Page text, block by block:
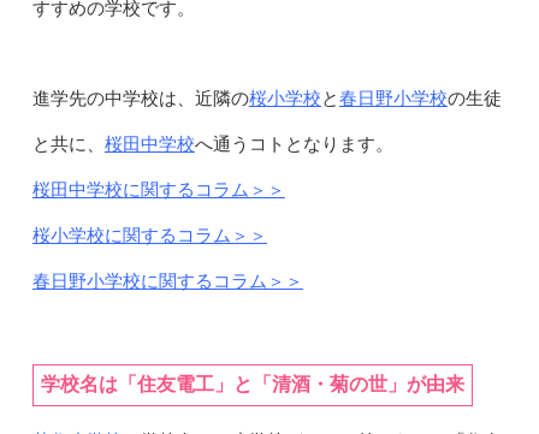
すすめの学校です。
進学先の中学校は、近隣の桜小学校と春日野小学校の生徒
と共に、 桜田中学校へ通うコトとなります。
桜田中学校に関するコラム＞＞
桜小学校に関するコラム＞＞
春日野小学校に関するコラム＞＞
学校名は「住友電工」と「清酒・菊の世」が由来